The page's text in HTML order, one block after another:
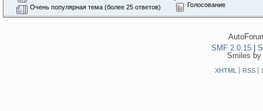
Очень популярная тема (более 25 ответов)
Голосование
SMF 2.0.15
Smiles
XHTML RSS